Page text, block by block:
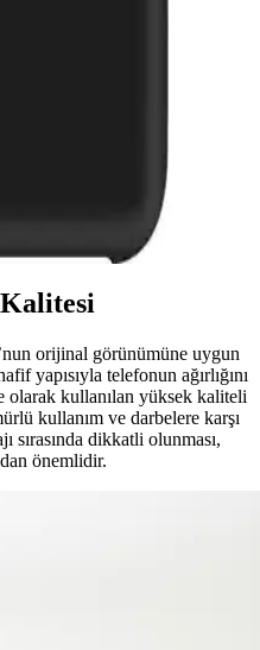
ve Dayanıklı Kılıf ile
şık ve dayanıklı kılıf ile
avantajları ve kullanıcı
orijinal görünümüne uygun
yapısıyla telefonun ağırlığını
olarak kullanılan yüksek kaliteli
kullanım ve darbelere karşı
sırasında dikkatli olunması,
önemlidir.